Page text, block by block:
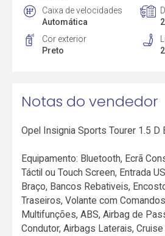
Caixa de velocidades
Automática
Cor exterior
Preto
2
Notas do vendedor
Opel Insignia Sports Tourer 1.5 D
Equipamento: Bluetooth, Ecrã
Táctil ou Touch Screen, Entrada
Braço, Bancos Rebativeis,
Traseiros, Volante com
Multifunções, ABS, Airbag de
Condutor, Airbags Laterais,